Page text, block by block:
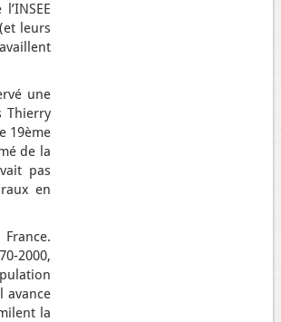
leurs
une
Thierry
19ème
de la
pas
en
2000,
avance
la